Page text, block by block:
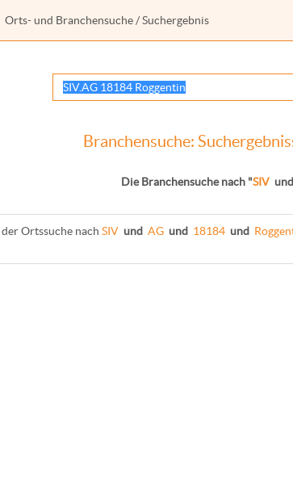
Orts- und Branchensuche / Suchergebnis
Branchensuche:
Die Branchensuche nach "SIV und
Ortssuche nach SIV und AG und 18184 und